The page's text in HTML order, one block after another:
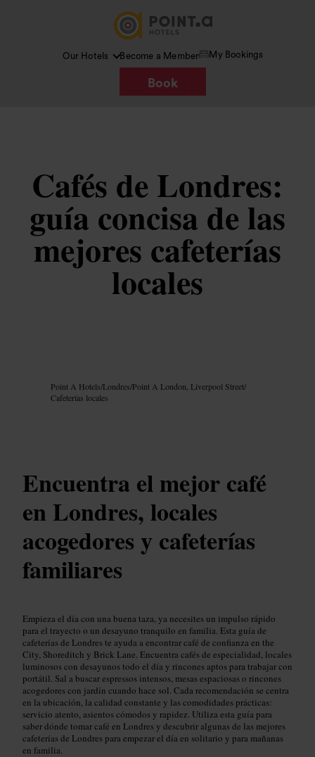
Our Hotels Become a Member My Bookings
Book
Cafés de Londres:
guía concisa de las
mejores cafeterías
locales
Point A Hotels/Londres/Point A London, Liverpool Street/
Cafeterías locales
Encuentra el mejor café
en Londres, locales
acogedores y cafeterías
familiares
Empieza el día con una buena taza, ya necesites un impulso rápido
para el trayecto o un desayuno tranquilo en familia. Esta guía de
cafeterías de Londres te ayuda a encontrar café de confianza en the
City, Shoreditch y Brick Lane. Encuentra cafés de especialidad, locales
luminosos con desayunos todo el día y rincones aptos para trabajar con
portátil. Sal a buscar espressos intensos, mesas espaciosas o rincones
acogedores con jardín cuando hace sol. Cada recomendación se centra
en la ubicación, la calidad constante y las comodidades prácticas:
servicio atento, asientos cómodos y rapidez. Utiliza esta guía para
saber dónde tomar café en Londres y descubrir algunas de las mejores
cafeterías de Londres para empezar el día en solitario y para mañanas
en familia.